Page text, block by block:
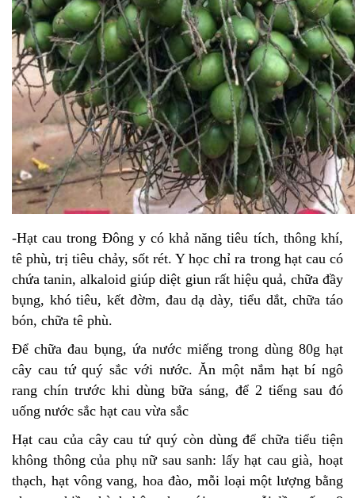
-Hạt cau trong Đông y có khả năng tiêu tích, thông khí,
tê phù, trị tiêu chảy, sốt rét. Y học chỉ ra trong hạt cau có
chứa tanin, alkaloid giúp diệt giun rất hiệu quả, chữa đầy
bụng, khó tiêu, kết đờm, đau dạ dày, tiểu dắt, chữa táo
bón, chữa tê phù.
Để chữa đau bụng, ứa nước miếng trong dùng 80g hạt
cây cau tứ quý sắc với nước. Ăn một nắm hạt bí ngô
rang chín trước khi dùng bữa sáng, để 2 tiếng sau đó
uống nước sắc hạt cau vừa sắc
Hạt cau của cây cau tứ quý còn dùng để chữa tiểu tiện
không thông của phụ nữ sau sanh: lấy hạt cau già, hoạt
thạch, hạt vông vang, hoa đào, mỗi loại một lượng bằng